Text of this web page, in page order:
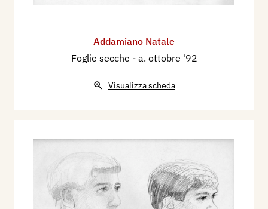
Addamiano Natale
Foglie secche - a. ottobre '92
Visualizza scheda